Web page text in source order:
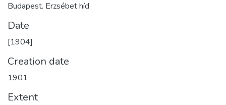
Budapest. Erzsébet híd
Date
[1904]
Creation date
1901
Extent